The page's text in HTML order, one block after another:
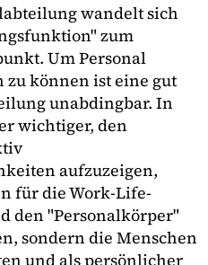
wandelt sich
zum
Um Personal
können ist eine gut
unabdingbar. In
wichtiger, den
aufzuzeigen,
für die Work-Life-
den "Personalkörper"
sondern die Menschen
und als persönlicher